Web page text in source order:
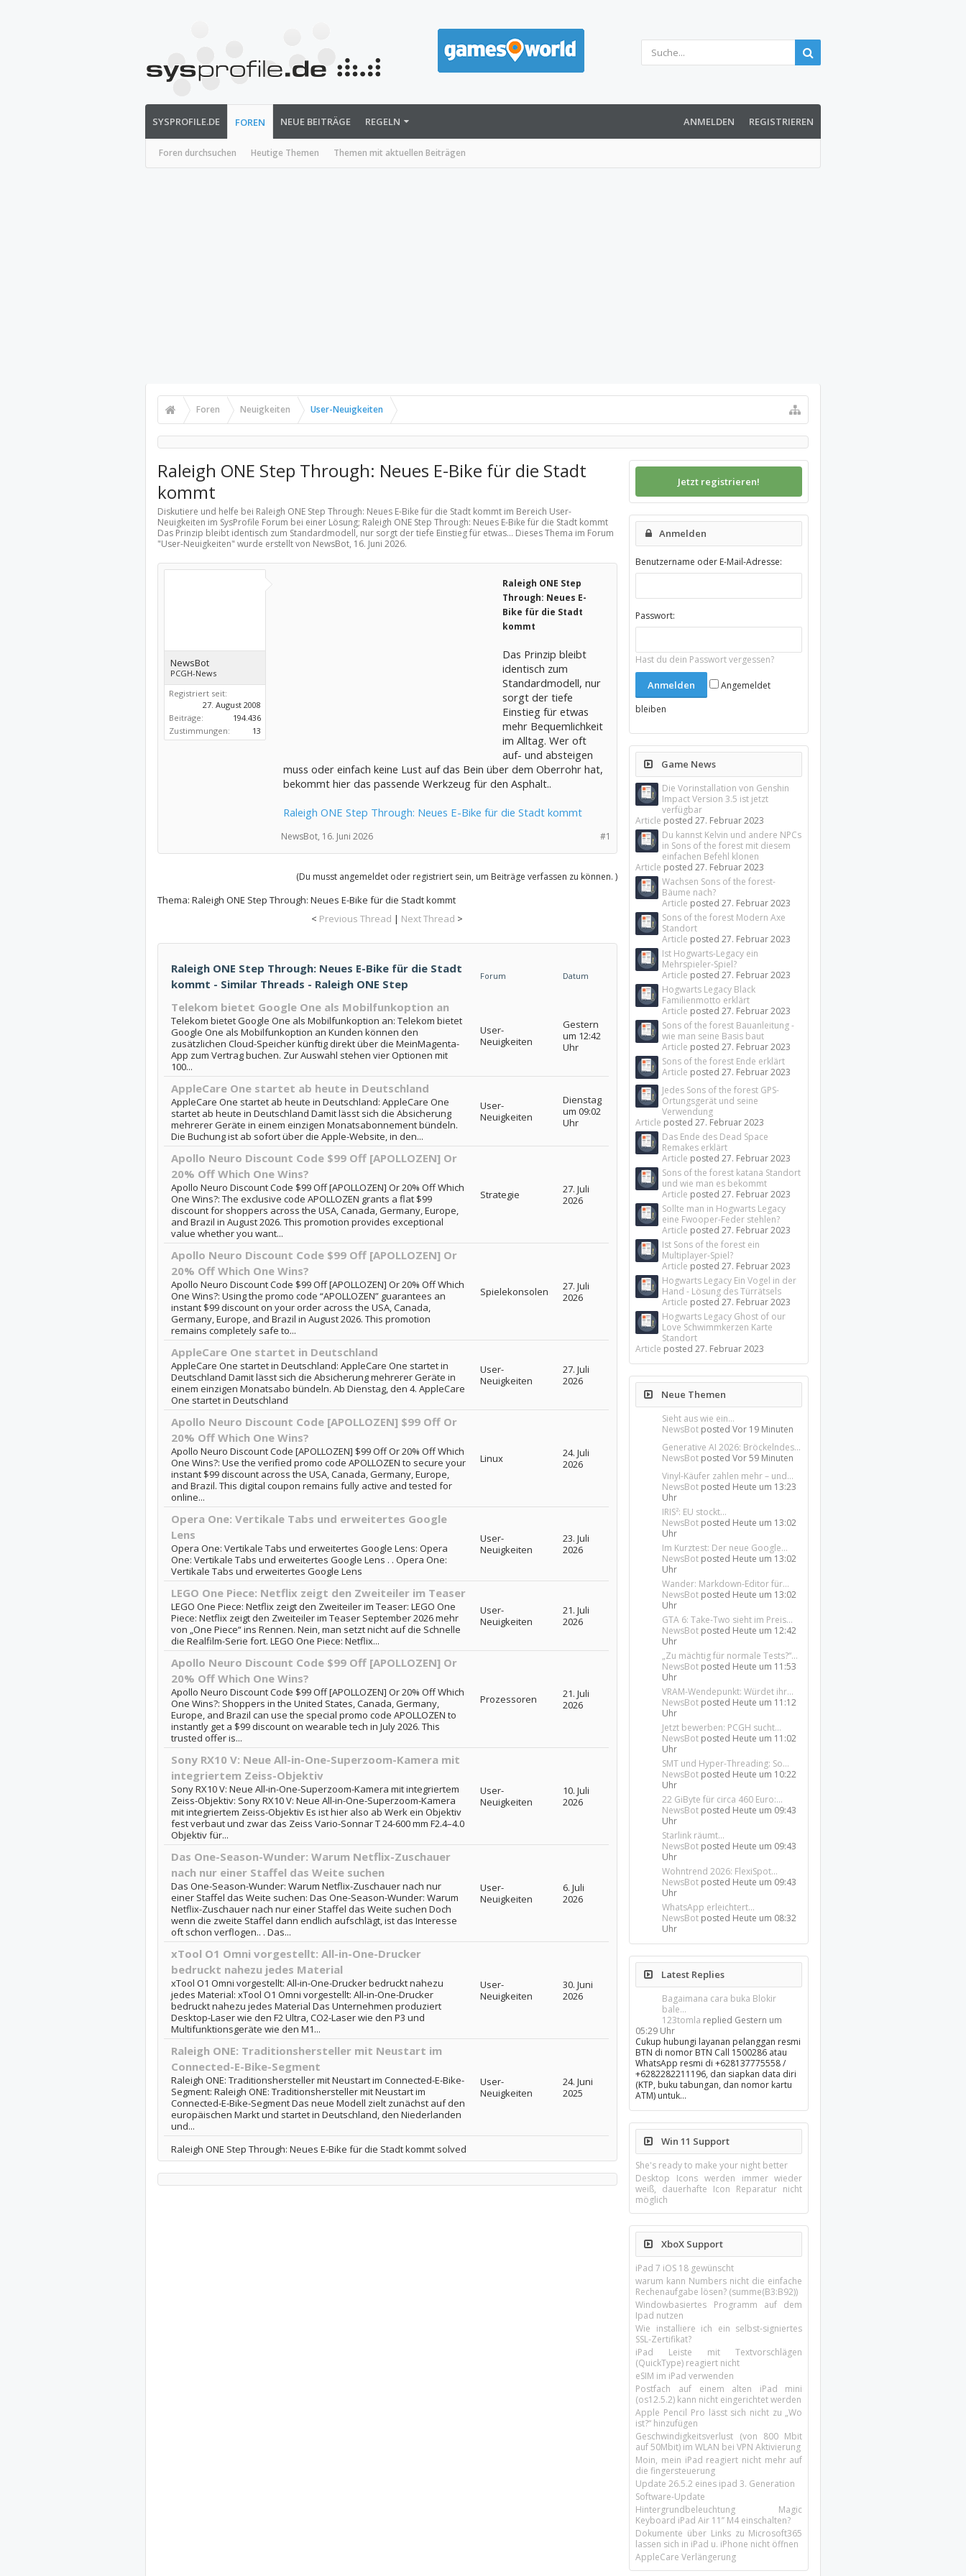
SYSPROFILE.DE FOREN
Foren durchsuchen Heutige Themen Themen mit aktuellen Beiträgen
NEUE BEITRÄGE REGELN ANMELDEN REGISTRIEREN
Foren Neuigkeiten User-Neuigkeiten
Raleigh ONE Step Through: Neues E-Bike für die Stadt
kommt
Diskutiere und helfe bei Raleigh ONE Step Through: Neues E-Bike für die Stadt kommt im Bereich User-
Neuigkeiten im SysProfile Forum bei einer Lösung; Raleigh ONE Step Through: Neues E-Bike für die Stadt kommt
Das Prinzip bleibt identisch zum Standardmodell, nur sorgt der tiefe Einstieg für etwas... Dieses Thema im Forum
"User-Neuigkeiten" wurde erstellt von NewsBot, 16. Juni 2026.
NewsBot
PCGH-News
Registriert seit:
27. August 2008
Beiträge:
194.436
Zustimmungen:
13
Raleigh ONE Step
Through: Neues E-
Bike für die Stadt
kommt
Das Prinzip bleibt
identisch zum
Standardmodell, nur
sorgt der tiefe
Einstieg für etwas
mehr Bequemlichkeit
im Alltag. Wer oft
auf- und absteigen
muss oder einfach keine Lust auf das Bein über dem Oberrohr hat,
bekommt hier das passende Werkzeug für den Asphalt..
Raleigh ONE Step Through: Neues E-Bike für die Stadt kommt
#1
NewsBot, 16. Juni 2026
(Du musst angemeldet oder registriert sein, um Beiträge verfassen zu können. )
Thema: Raleigh ONE Step Through: Neues E-Bike für die Stadt kommt
< Previous Thread | Next Thread >
Raleigh ONE Step Through: Neues E-Bike für die Stadt
kommt - Similar Threads - Raleigh ONE Step
Forum Datum
Telekom bietet Google One als Mobilfunkoption an
Telekom bietet Google One als Mobilfunkoption an: Telekom bietet
Google One als Mobilfunkoption an Kunden können den
zusätzlichen Cloud-Speicher künftig direkt über die MeinMagenta-
App zum Vertrag buchen. Zur Auswahl stehen vier Optionen mit
100...
User-
Neuigkeiten
Gestern
um 12:42
Uhr
AppleCare One startet ab heute in Deutschland
AppleCare One startet ab heute in Deutschland: AppleCare One
startet ab heute in Deutschland Damit lässt sich die Absicherung
mehrerer Geräte in einem einzigen Monatsabonnement bündeln.
Die Buchung ist ab sofort über die Apple-Website, in den...
User-
Neuigkeiten
Dienstag
um 09:02
Uhr
Apollo Neuro Discount Code $99 Off [APOLLOZEN] Or
20% Off Which One Wins?
Apollo Neuro Discount Code $99 Off [APOLLOZEN] Or 20% Off Which
One Wins?: The exclusive code APOLLOZEN grants a flat $99
discount for shoppers across the USA, Canada, Germany, Europe,
and Brazil in August 2026. This promotion provides exceptional
value whether you want...
Strategie
27. Juli
2026
Apollo Neuro Discount Code $99 Off [APOLLOZEN] Or
20% Off Which One Wins?
Apollo Neuro Discount Code $99 Off [APOLLOZEN] Or 20% Off Which
One Wins?: Using the promo code “APOLLOZEN” guarantees an
instant $99 discount on your order across the USA, Canada,
Germany, Europe, and Brazil in August 2026. This promotion
remains completely safe to...
Spielekonsolen
27. Juli
2026
AppleCare One startet in Deutschland
AppleCare One startet in Deutschland: AppleCare One startet in
Deutschland Damit lässt sich die Absicherung mehrerer Geräte in
einem einzigen Monatsabo bündeln. Ab Dienstag, den 4. AppleCare
One startet in Deutschland
User-
Neuigkeiten
27. Juli
2026
Apollo Neuro Discount Code [APOLLOZEN] $99 Off Or
20% Off Which One Wins?
Apollo Neuro Discount Code [APOLLOZEN] $99 Off Or 20% Off Which
One Wins?: Use the verified promo code APOLLOZEN to secure your
instant $99 discount across the USA, Canada, Germany, Europe,
and Brazil. This digital coupon remains fully active and tested for
online...
Linux
24. Juli
2026
Opera One: Vertikale Tabs und erweitertes Google
Lens
Opera One: Vertikale Tabs und erweitertes Google Lens: Opera
One: Vertikale Tabs und erweitertes Google Lens . . Opera One:
Vertikale Tabs und erweitertes Google Lens
User-
Neuigkeiten
23. Juli
2026
LEGO One Piece: Netflix zeigt den Zweiteiler im Teaser
LEGO One Piece: Netflix zeigt den Zweiteiler im Teaser: LEGO One
Piece: Netflix zeigt den Zweiteiler im Teaser September 2026 mehr
von „One Piece“ ins Rennen. Nein, man setzt nicht auf die Schnelle
die Realfilm-Serie fort. LEGO One Piece: Netflix...
User-
Neuigkeiten
21. Juli
2026
Apollo Neuro Discount Code $99 Off [APOLLOZEN] Or
20% Off Which One Wins?
Apollo Neuro Discount Code $99 Off [APOLLOZEN] Or 20% Off Which
One Wins?: Shoppers in the United States, Canada, Germany,
Europe, and Brazil can use the special promo code APOLLOZEN to
instantly get a $99 discount on wearable tech in July 2026. This
trusted offer is...
Prozessoren
21. Juli
2026
Sony RX10 V: Neue All-in-One-Superzoom-Kamera mit
integriertem Zeiss-Objektiv
Sony RX10 V: Neue All-in-One-Superzoom-Kamera mit integriertem
Zeiss-Objektiv: Sony RX10 V: Neue All-in-One-Superzoom-Kamera
mit integriertem Zeiss-Objektiv Es ist hier also ab Werk ein Objektiv
fest verbaut und zwar das Zeiss Vario-Sonnar T 24-600 mm F2.4–4.0
Objektiv für...
User-
Neuigkeiten
10. Juli
2026
Das One-Season-Wunder: Warum Netflix-Zuschauer
nach nur einer Staffel das Weite suchen
Das One-Season-Wunder: Warum Netflix-Zuschauer nach nur
einer Staffel das Weite suchen: Das One-Season-Wunder: Warum
Netflix-Zuschauer nach nur einer Staffel das Weite suchen Doch
wenn die zweite Staffel dann endlich aufschlägt, ist das Interesse
oft schon verflogen.. . Das...
User-
Neuigkeiten
6. Juli
2026
xTool O1 Omni vorgestellt: All-in-One-Drucker
bedruckt nahezu jedes Material
xTool O1 Omni vorgestellt: All-in-One-Drucker bedruckt nahezu
jedes Material: xTool O1 Omni vorgestellt: All-in-One-Drucker
bedruckt nahezu jedes Material Das Unternehmen produziert
Desktop-Laser wie den F2 Ultra, CO2-Laser wie den P3 und
Multifunktionsgeräte wie den M1...
User-
Neuigkeiten
30. Juni
2026
Raleigh ONE: Traditionshersteller mit Neustart im
Connected-E-Bike-Segment
Raleigh ONE: Traditionshersteller mit Neustart im Connected-E-Bike-
Segment: Raleigh ONE: Traditionshersteller mit Neustart im
Connected-E-Bike-Segment Das neue Modell zielt zunächst auf den
europäischen Markt und startet in Deutschland, den Niederlanden
und...
User-
Neuigkeiten
24. Juni
2025
Raleigh ONE Step Through: Neues E-Bike für die Stadt kommt solved
Jetzt registrieren!
Anmelden
Benutzername oder E-Mail-Adresse:
Passwort:
Hast du dein Passwort vergessen?
Angemeldet
bleiben
Game News
Die Vorinstallation von Genshin
Impact Version 3.5 ist jetzt
verfügbar
Article posted27. Februar 2023
Du kannst Kelvin und andere NPCs
in Sons of the forest mit diesem
einfachen Befehl klonen
Article posted27. Februar 2023
Wachsen Sons of the forest-
Bäume nach?
Article posted27. Februar 2023
Sons of the forest Modern Axe
Standort
Article posted27. Februar 2023
Ist Hogwarts-Legacy ein
Mehrspieler-Spiel?
Article posted27. Februar 2023
Hogwarts Legacy Black
Familienmotto erklärt
Article posted27. Februar 2023
Sons of the forest Bauanleitung -
wie man seine Basis baut
Article posted27. Februar 2023
Sons of the forest Ende erklärt
Article posted27. Februar 2023
Jedes Sons of the forest GPS-
Ortungsgerät und seine
Verwendung
Article posted27. Februar 2023
Das Ende des Dead Space
Remakes erklärt
Article posted27. Februar 2023
Sons of the forest katana Standort
und wie man es bekommt
Article posted27. Februar 2023
Sollte man in Hogwarts Legacy
eine Fwooper-Feder stehlen?
Article posted27. Februar 2023
Ist Sons of the forest ein
Multiplayer-Spiel?
Article posted27. Februar 2023
Hogwarts Legacy Ein Vogel in der
Hand - Lösung des Türrätsels
Article posted27. Februar 2023
Hogwarts Legacy Ghost of our
Love Schwimmkerzen Karte
Standort
Article posted27. Februar 2023
Neue Themen
Sieht aus wie ein...
NewsBot postedVor 19 Minuten
Generative AI 2026: Bröckelndes...
NewsBot postedVor 59 Minuten
Vinyl-Käufer zahlen mehr – und...
NewsBot posted Heute um 13:23
Uhr
IRIS²: EU stockt...
NewsBot posted Heute um 13:02
Uhr
Im Kurztest: Der neue Google...
NewsBot posted Heute um 13:02
Uhr
Wander: Markdown-Editor für...
NewsBot posted Heute um 13:02
Uhr
GTA 6: Take-Two sieht im Preis...
NewsBot posted Heute um 12:42
Uhr
„Zu mächtig für normale Tests?“...
NewsBot posted Heute um 11:53
Uhr
VRAM-Wendepunkt: Würdet ihr...
NewsBot posted Heute um 11:12
Uhr
Jetzt bewerben: PCGH sucht...
NewsBot posted Heute um 11:02
Uhr
SMT und Hyper-Threading: So...
NewsBot posted Heute um 10:22
Uhr
22 GiByte für circa 460 Euro:...
NewsBot posted Heute um 09:43
Uhr
Starlink räumt...
NewsBot posted Heute um 09:43
Uhr
Wohntrend 2026: FlexiSpot...
NewsBot posted Heute um 09:43
Uhr
WhatsApp erleichtert...
NewsBot posted Heute um 08:32
Uhr
Latest Replies
Bagaimana cara buka Blokir
bale...
123tomla replied Gestern um
05:29 Uhr
Cukup hubungi layanan pelanggan resmi
BTN di nomor BTN Call 1500286 atau
WhatsApp resmi di +628137775558 /
+6282282211196, dan siapkan data diri
(KTP, buku tabungan, dan nomor kartu
ATM) untuk…
Win 11 Support
She's ready to make your night better
Desktop Icons werden immer wieder
weiß, dauerhafte Icon Reparatur nicht
möglich
XboX Support
iPad 7 iOS 18 gewünscht
warum kann Numbers nicht die einfache
Rechenaufgabe lösen? (summe(B3:B92))
Windowbasiertes Programm auf dem
Ipad nutzen
Wie installiere ich ein selbst-signiertes
SSL-Zertifikat?
iPad Leiste mit Textvorschlägen
(QuickType) reagiert nicht
eSIM im iPad verwenden
Postfach auf einem alten iPad mini
(os12.5.2) kann nicht eingerichtet werden
Apple Pencil Pro lässt sich nicht zu „Wo
ist?“ hinzufügen
Geschwindigkeitsverlust (von 800 Mbit
auf 50Mbit) im WLAN bei VPN Aktivierung
Moin, mein iPad reagiert nicht mehr auf
die fingersteuerung
Update 26.5.2 eines ipad 3. Generation
Software-Update
Hintergrundbeleuchtung Magic
Keyboard iPad Air 11’’ M4 einschalten?
Dokumente über Links zu Microsoft365
lassen sich in iPad u. iPhone nicht öffnen
AppleCare Verlängerung